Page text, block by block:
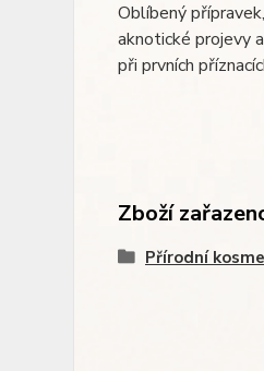
Oblíbený
aknotické projevy
při prvních
Zboží
Přírodní